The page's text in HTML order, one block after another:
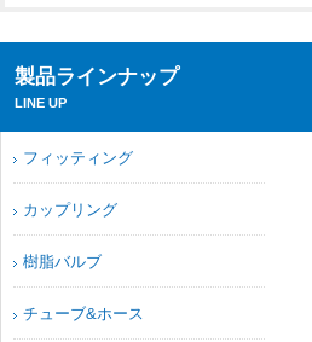
製品ラインナップ
LINE UP
フィッティング
カップリング
樹脂バルブ
チューブ&ホース